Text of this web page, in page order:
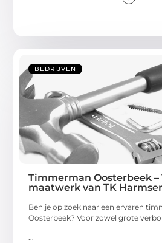
BEDRIJVEN
Timmerman Oosterbeek –
maatwerk van TK
Ben je op zoek naar een ervaren
Oosterbeek? Voor zowel grote
...